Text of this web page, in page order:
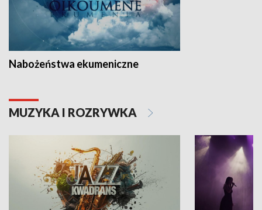
Nabożeństwa ekumeniczne
MUZYKA I ROZRYWKA